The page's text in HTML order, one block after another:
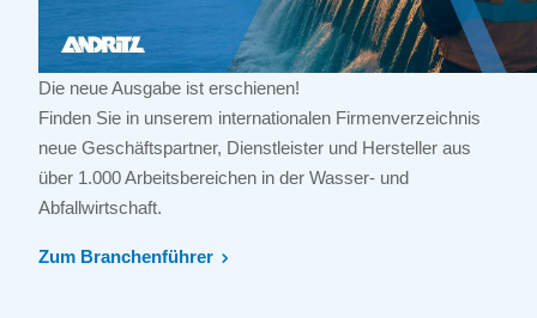
Die neue Ausgabe ist erschienen!
Finden Sie in unserem internationalen Firmenverzeichnis
neue Geschäftspartner, Dienstleister und Hersteller aus
über 1.000 Arbeitsbereichen in der Wasser- und
Abfallwirtschaft.
Zum Branchenführer